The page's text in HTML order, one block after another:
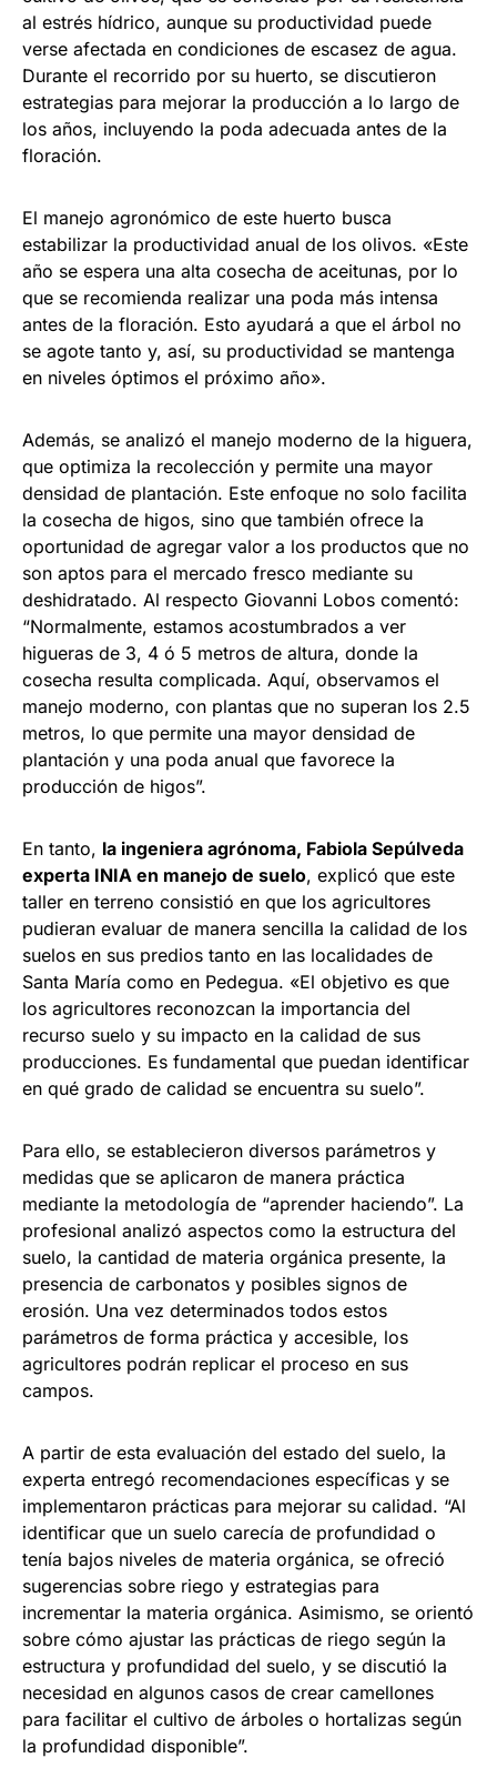
al estrés hídrico, aunque su productividad puede
verse afectada en condiciones de escasez de agua.
Durante el recorrido por su huerto, se discutieron
estrategias para mejorar la producción a lo largo de
los años, incluyendo la poda adecuada antes de la
floración.
El manejo agronómico de este huerto busca
estabilizar la productividad anual de los olivos. «Este
año se espera una alta cosecha de aceitunas, por lo
que se recomienda realizar una poda más intensa
antes de la floración. Esto ayudará a que el árbol no
se agote tanto y, así, su productividad se mantenga
en niveles óptimos el próximo año».
Además, se analizó el manejo moderno de la higuera,
que optimiza la recolección y permite una mayor
densidad de plantación. Este enfoque no solo facilita
la cosecha de higos, sino que también ofrece la
oportunidad de agregar valor a los productos que no
son aptos para el mercado fresco mediante su
deshidratado. Al respecto Giovanni Lobos comentó:
“Normalmente, estamos acostumbrados a ver
higueras de 3, 4 ó 5 metros de altura, donde la
cosecha resulta complicada. Aquí, observamos el
manejo moderno, con plantas que no superan los 2.5
metros, lo que permite una mayor densidad de
plantación y una poda anual que favorece la
producción de higos”.
En tanto, la ingeniera agrónoma, Fabiola Sepúlveda
experta INIA en manejo de suelo, explicó que este
taller en terreno consistió en que los agricultores
pudieran evaluar de manera sencilla la calidad de los
suelos en sus predios tanto en las localidades de
Santa María como en Pedegua. «El objetivo es que
los agricultores reconozcan la importancia del
recurso suelo y su impacto en la calidad de sus
producciones. Es fundamental que puedan identificar
en qué grado de calidad se encuentra su suelo”.
Para ello, se establecieron diversos parámetros y
medidas que se aplicaron de manera práctica
mediante la metodología de “aprender haciendo”. La
profesional analizó aspectos como la estructura del
suelo, la cantidad de materia orgánica presente, la
presencia de carbonatos y posibles signos de
erosión. Una vez determinados todos estos
parámetros de forma práctica y accesible, los
agricultores podrán replicar el proceso en sus
campos.
A partir de esta evaluación del estado del suelo, la
experta entregó recomendaciones específicas y se
implementaron prácticas para mejorar su calidad. “Al
identificar que un suelo carecía de profundidad o
tenía bajos niveles de materia orgánica, se ofreció
sugerencias sobre riego y estrategias para
incrementar la materia orgánica. Asimismo, se orientó
sobre cómo ajustar las prácticas de riego según la
estructura y profundidad del suelo, y se discutió la
necesidad en algunos casos de crear camellones
para facilitar el cultivo de árboles o hortalizas según
la profundidad disponible”.